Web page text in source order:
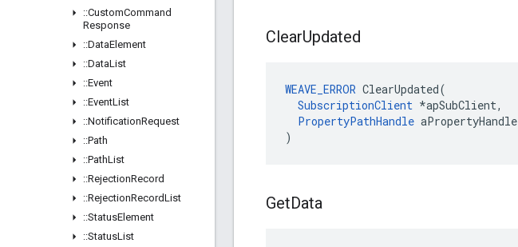
::CustomCommand
Response
::DataElement
::DataList
::Event
::EventList
::NotificationRequest
::Path
::PathList
::RejectionRecord
::RejectionRecordList
::StatusElement
::StatusList
ClearUpdated
WEAVE_ERROR ClearUpdated(
SubscriptionClient *apSubClient,
PropertyPathHandle aPropertyHandle
)
GetData